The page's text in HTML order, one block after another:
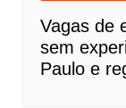
Vagas de
sem
Paulo e